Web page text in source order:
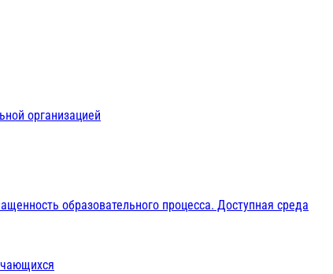
организацией
образовательного процесса. Доступная среда